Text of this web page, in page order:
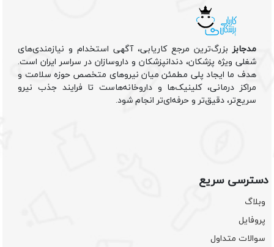
مدجابزبزرگ‌ترین مرجع کاریابی، آگهی استخدام و نیازمندی‌های
شغلی ویژه پزشکان، دندانپزشکان و داروسازان در سراسر ایران است.
هدف ما ایجاد پلی مطمئن میان نیروهای متخصص حوزه سلامت و
مراکز درمانی، کلینیک‌ها و داروخانه‌هاست تا فرایند جذب نیرو
سریع‌تر، دقیق‌تر و حرفه‌ای‌تر انجام شود.
دسترسی سریع
وبلاگ
پروفایل
سوالات متداول